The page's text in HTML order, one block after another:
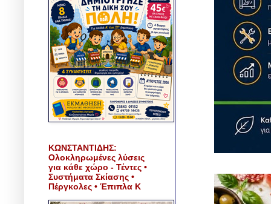
ΚΩΝΣΤΑΝΤΙΔΗΣ:
Ολοκληρωμένες λύσεις
για κάθε χώρο - Τέντες •
Συστήματα Σκίασης •
Πέργκολες • Έπιπλα Κ